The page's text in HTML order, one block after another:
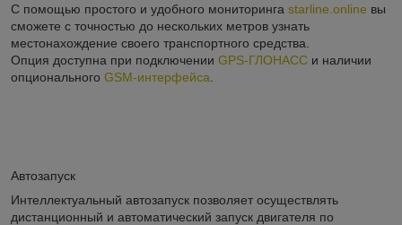
С помощью простого и удобного мониторинга starline.online вы
сможете с точностью до нескольких метров узнать
местонахождение своего транспортного средства.
Опция доступна при подключении GPS-ГЛОНАСС и наличии
опционального GSM-интерфейса
Автозапуск
Интеллектуальный автозапуск позволяет осуществлять
дистанционный и автоматический запуск двигателя по